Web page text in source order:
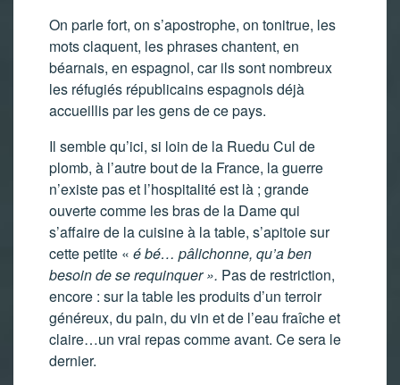
On parle fort, on s’apostrophe, on tonitrue, les
mots claquent, les phrases chantent, en
béarnais, en espagnol, car ils sont nombreux
les réfugiés républicains espagnols déjà
accueillis par les gens de ce pays.
Il semble qu’ici, si loin de la Ruedu Cul de
plomb, à l’autre bout de la France, la guerre
n’existe pas et l’hospitalité est là ; grande
ouverte comme les bras de la Dame qui
s’affaire de la cuisine à la table, s’apitoie sur
cette petite « é bé… pâlichonne, qu’a ben
besoin de serequinquer ». Pas de restriction,
encore : sur la table les produits d’un terroir
généreux, du pain, du vin et de l’eau fraîche et
claire…un vrai repas comme avant. Ce sera le
dernier.